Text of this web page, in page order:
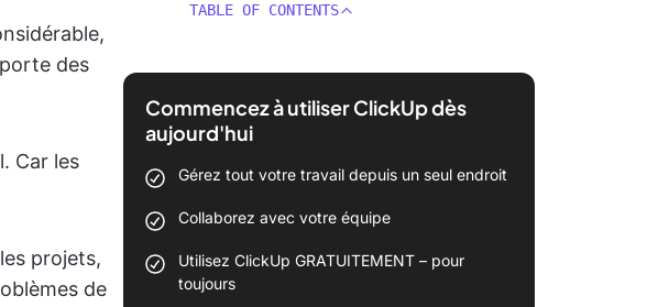
des
Car les
projets,
de
TABLE OF CONTENTS
Commencez à utiliser ClickUp dès
aujourd'hui
Gérez tout votre travail depuis un seul endroit
Collaborez avec votre équipe
Utilisez ClickUp GRATUITEMENT – pour
toujours